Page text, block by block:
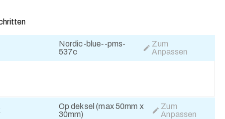
Nordic-blue--pms-
537c
Zum
Anpassen
Op deksel (max 50mm x
30mm)
Zum
Anpassen